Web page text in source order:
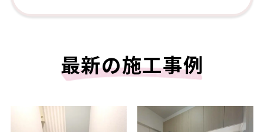
最新の施工事例